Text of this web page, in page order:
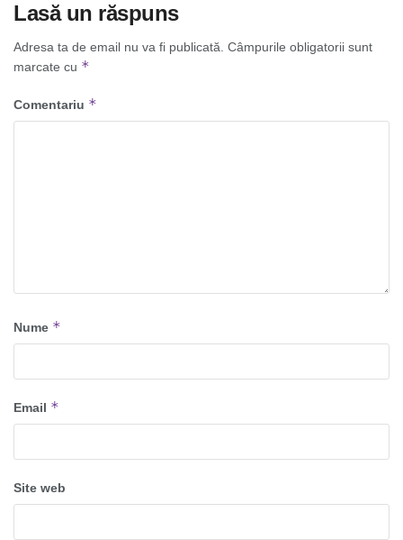
Lasă un răspuns
Adresa ta de email nu va fi publicată. Câmpurile obligatorii sunt
marcate cu *
Comentariu *
Nume *
Email *
Site web